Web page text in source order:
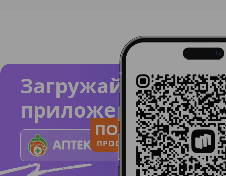
Загружайте
приложение
ПОЛЬЗУЙСЯ
ПРОСТО И ПОНЯТНО